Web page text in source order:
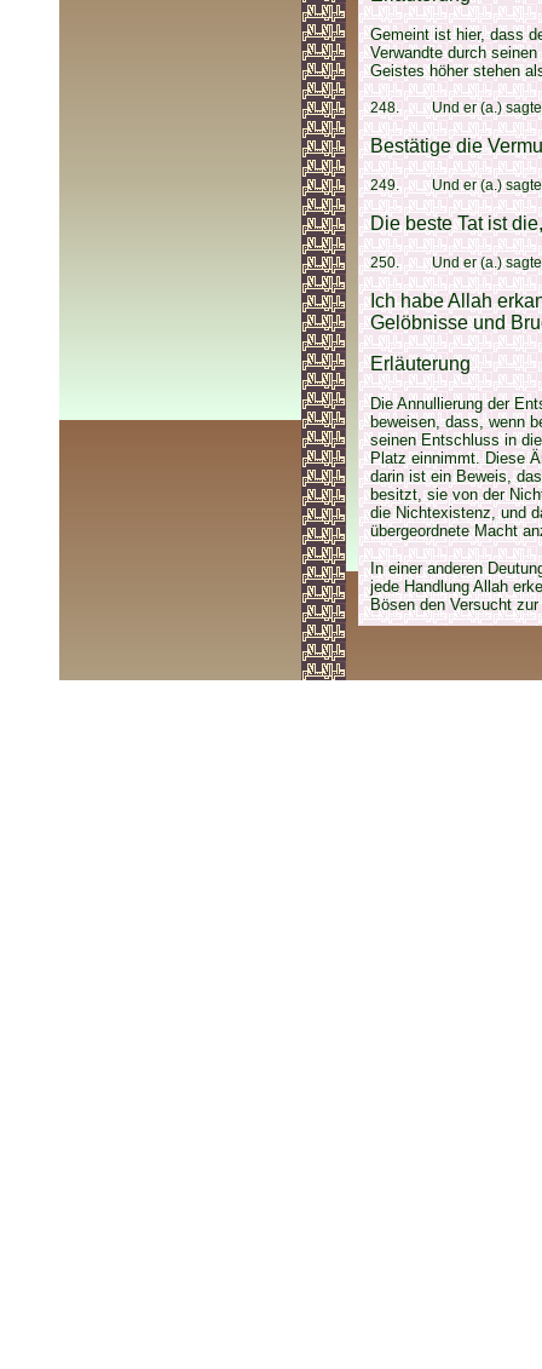
Gemeint ist hier, dass
Verwandte durch
Geistes höher stehen
248. Und er (a.)
Bestätige die
249. Und er (a.)
Die beste Tat ist
250. Und er (a.)
Ich habe Allah
Gelöbnisse und
Erläuterung
Die Annullierung der
beweisen, dass, wenn
seinen Entschluss in
Platz einnimmt. Diese
darin ist ein Beweis,
besitzt, sie von der
die Nichtexistenz, und
übergeordnete Macht
In einer anderen
jede Handlung Allah
Bösen den Versucht